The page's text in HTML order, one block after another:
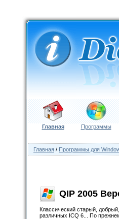
Главная Программы
Главная / Программы для
QIP 2005
Классический старый,
различных ICQ 6... По